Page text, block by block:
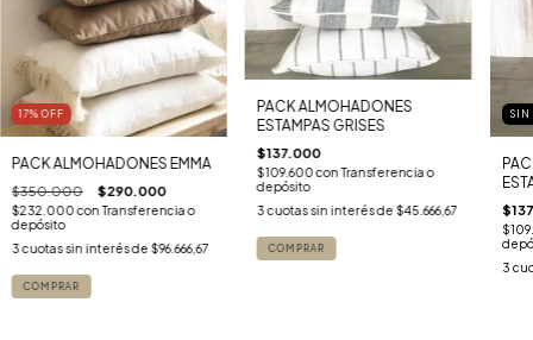
17%OFF
PACK ALMOHADONES EMMA
$350.000 $290.000
$232.000con Transferencia o
depósito
3 cuotas sin interés de $96.666,67
PACK ALMOHADONES
ESTAMPAS GRISES
$137.000
$109.600con Transferencia o
depósito
3 cuotas sin interés de $45.666,67
SIN
3